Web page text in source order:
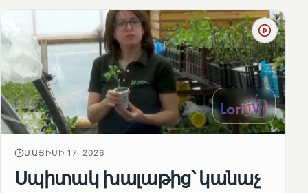
ՄԱՅԻՍԻ 17, 2026
Սպիտակ խալաթից՝ կանաչ